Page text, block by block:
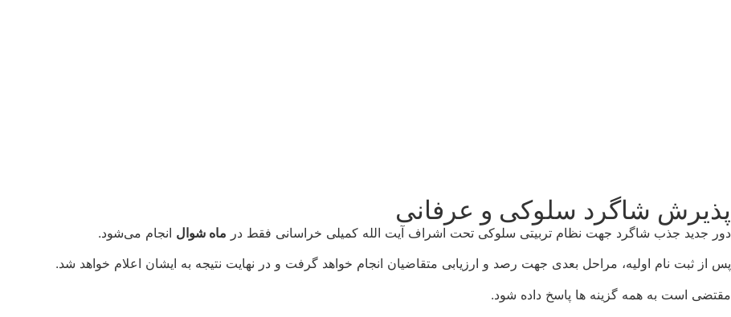
پذیرش شاگرد سلوکی و عرفانی
دور جدید جذب شاگرد جهت نظام تربیتی سلوکی تحت اشراف آیت الله کمیلی خراسانی فقط در ماه شوال انجام می‌شود.
پس از ثبت نام اولیه، مراحل بعدی جهت رصد و ارزیابی متقاضیان انجام خواهد گرفت و در نهایت نتیجه به ایشان اعلام خواهد شد.
مقتضی است به همه گزینه ها پاسخ داده شود.